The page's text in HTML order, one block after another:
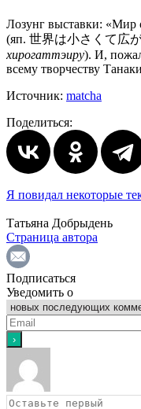
Лозунг выставки: «Мир
(яп. 世界は小さくて広
хирогаттэиру). И,
всему творчеству
Источник: matcha
Поделиться:
Я повидал некоторые
Татьяна Добрыдень
Страница автора
Подписаться
Уведомить о